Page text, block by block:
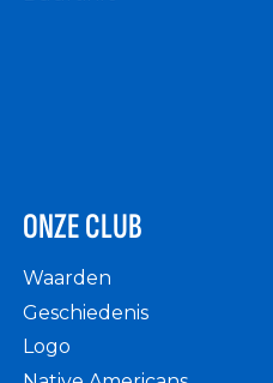
ONZE CLUB
Waarden
Geschiedenis
Logo